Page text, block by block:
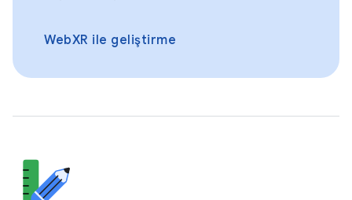
WebXR ile geliştirme